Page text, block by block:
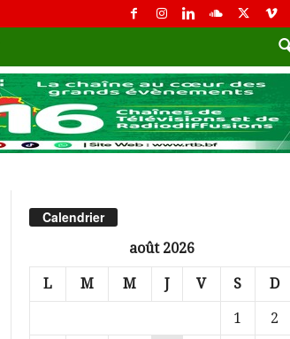
Calendrier
août 2026
L M M J V S D
1
2